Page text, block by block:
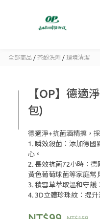
全部商品 / 茶酚洗劑 / 環境清潔
【OP】德適
包)
德適淨+抗菌酒精擦，
1. 瞬效殺菌：添加德
心。
2. 長效抗菌72小時：
黃色葡萄球菌等家庭常
3. 積雪草萃取溫和守護
4. 3D立體珍珠紋：提升